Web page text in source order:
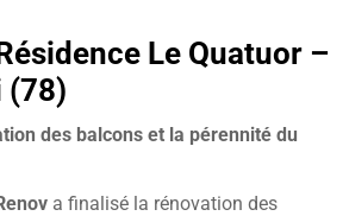
Le Quatuor –
(78)
des balcons et la pérennité du
a finalisé la rénovation des